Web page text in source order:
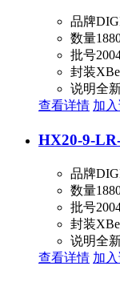
品牌
数量
批号
封装
说明全
查看详情 加
HX20-9-
品牌
数量
批号
封装
说明全
查看详情 加